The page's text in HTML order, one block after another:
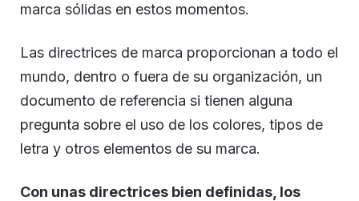
marca sólidas en estos momentos.
Las directrices de marca proporcionan a todo el
mundo, dentro o fuera de su organización, un
documento de referencia si tienen alguna
pregunta sobre el uso de los colores, tipos de
letra y otros elementos de su marca.
Con unas directrices bien definidas, los